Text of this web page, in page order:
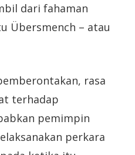
dari fahaman
Übersmench – atau
rasa
terhadap
pemimpin
perkara